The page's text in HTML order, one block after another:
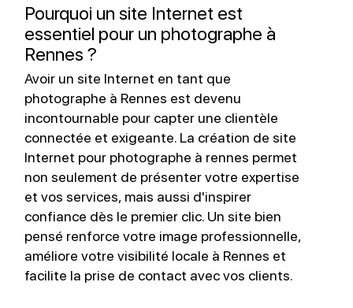
Pourquoi un site Internet est
essentiel pour un photographe à
Rennes ?
Avoir un site Internet en tant que
photographe à Rennes est devenu
incontournable pour capter une clientèle
connectée et exigeante. La création de site
Internet pour photographe à rennes permet
non seulement de présenter votre expertise
et vos services, mais aussi d'inspirer
confiance dès le premier clic. Un site bien
pensé renforce votre image professionnelle,
améliore votre visibilité locale à Rennes et
facilite la prise de contact avec vos clients.